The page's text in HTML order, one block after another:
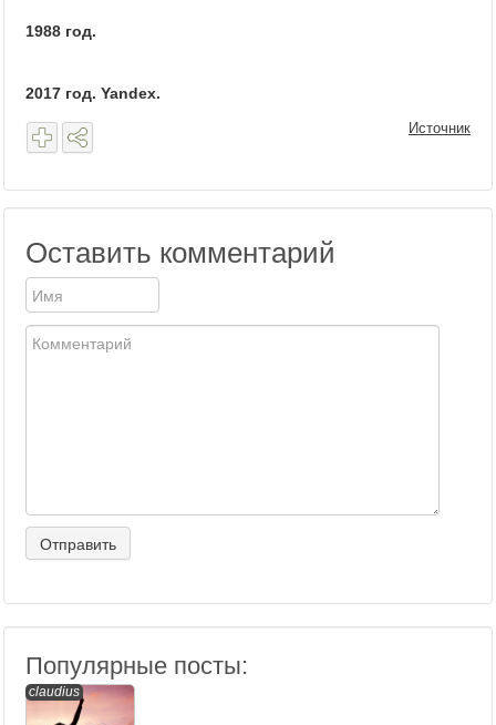
1988 год.
2017 год. Yandex.
Источник
Оставить комментарий
Популярные посты:
claudius